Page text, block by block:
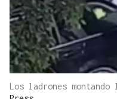
Los ladrones